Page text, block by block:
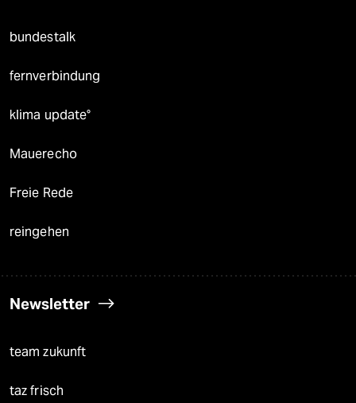
bundestalk
fernverbindung
klima update°
Mauerecho
Freie Rede
reingehen
Newsletter
team zukunft
taz frisch